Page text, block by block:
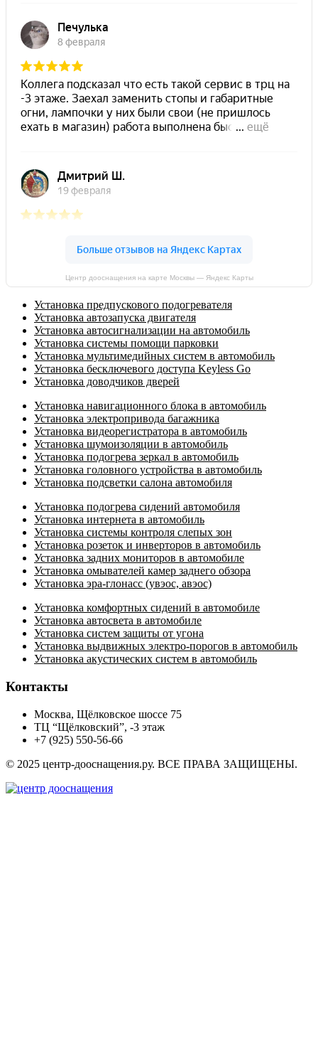
Центр дооснащения на карте Москвы — Яндекс Карты
Установка предпускового подогревателя
Установка автозапуска двигателя
Установка автосигнализации на автомобиль
Установка системы помощи парковки
Установка мультимедийных систем в автомобиль
Установка бесключевого доступа Keyless Go
Установка доводчиков дверей
Установка навигационного блока в автомобиль
Установка электропривода багажника
Установка видеорегистратора в автомобиль
Установка шумоизоляции в автомобиль
Установка подогрева зеркал в автомобиль
Установка головного устройства в автомобиль
Установка подсветки салона автомобиля
Установка подогрева сидений автомобиля
Установка интернета в автомобиль
Установка системы контроля слепых зон
Установка розеток и инверторов в автомобиль
Установка задних мониторов в автомобиле
Установка омывателей камер заднего обзора
Установка эра-глонасс (увэос, авэос)
Установка комфортных сидений в автомобиле
Установка автосвета в автомобиле
Установка систем защиты от угона
Установка выдвижных электро-порогов в автомобиль
Установка акустических систем в автомобиль
Контакты
Москва, Щёлковское шоссе 75
ТЦ “Щёлковский”, -3 этаж
+7 (925) 550-56-66
© 2025 центр-дооснащения.ру. ВСЕ ПРАВА ЗАЩИЩЕНЫ.